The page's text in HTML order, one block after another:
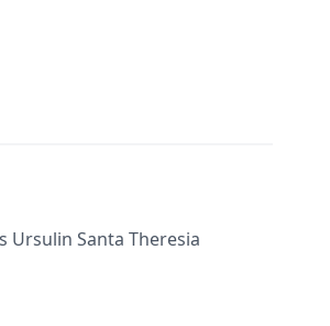
Ursulin Santa Theresia